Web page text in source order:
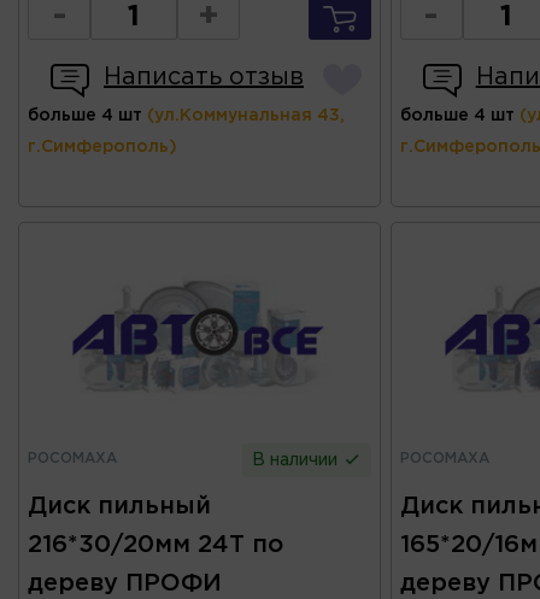
- +
Написать отзыв
больше 4 шт (ул.Коммунальная 43,
г.Симферополь)
-
больше 4 шт
РОСОМАХА В наличии
Диск пильный
216*30/20мм 24Т по
дереву ПРОФИ
РОСОМАХА
Диск
165*20/
дереву